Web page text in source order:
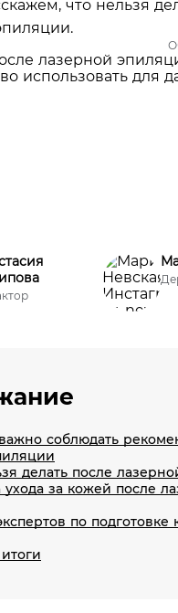
что нельзя
соблюдать
делать после
за кожей после
по подготовке